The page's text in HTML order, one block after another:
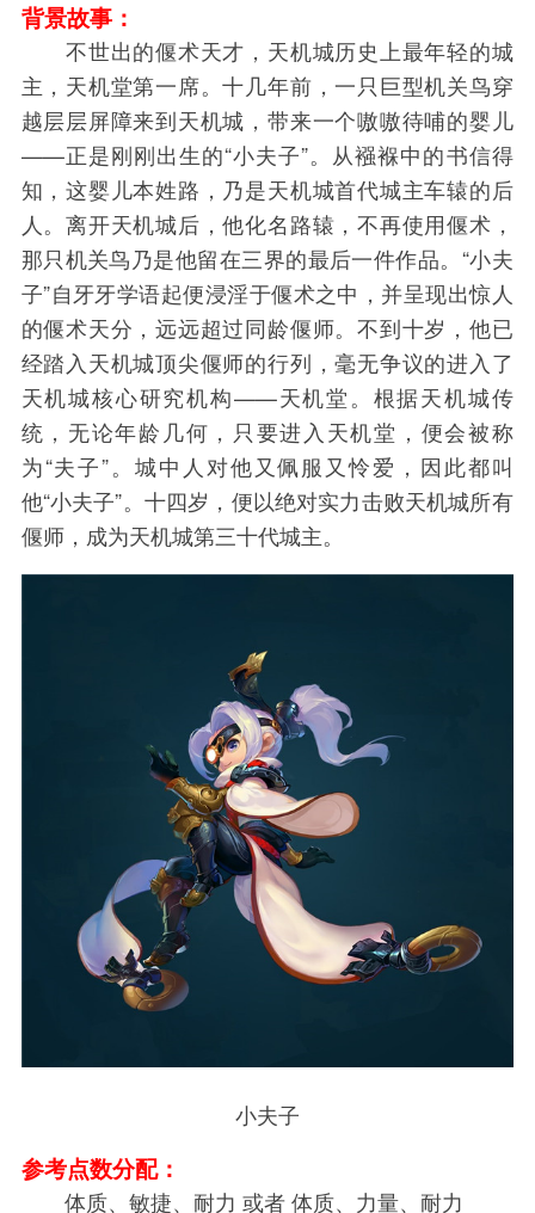
背景故事：
不世出的偃术天才，天机城历史上最年轻的城
主，天机堂第一席。十几年前，一只巨型机关鸟穿
越层层屏障来到天机城，带来一个嗷嗷待哺的婴儿
——正是刚刚出生的“小夫子”。从襁褓中的书信得
知，这婴儿本姓路，乃是天机城首代城主车辕的后
人。离开天机城后，他化名路辕，不再使用偃术，
那只机关鸟乃是他留在三界的最后一件作品。“小夫
子”自牙牙学语起便浸淫于偃术之中，并呈现出惊人
的偃术天分，远远超过同龄偃师。不到十岁，他已
经踏入天机城顶尖偃师的行列，毫无争议的进入了
天机城核心研究机构——天机堂。根据天机城传
统，无论年龄几何，只要进入天机堂，便会被称
为“夫子”。城中人对他又佩服又怜爱，因此都叫
他“小夫子”。十四岁，便以绝对实力击败天机城所有
偃师，成为天机城第三十代城主。
小夫子
参考点数分配：
体质、敏捷、耐力 或者 体质、力量、耐力